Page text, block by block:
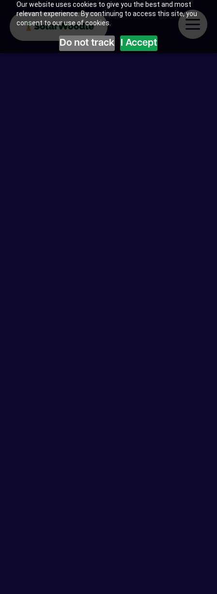
Our website uses cookies to give you the best and most
relevant experience. By continuing to access this site, you
consent to our use of cookies.
Do not track I Accept